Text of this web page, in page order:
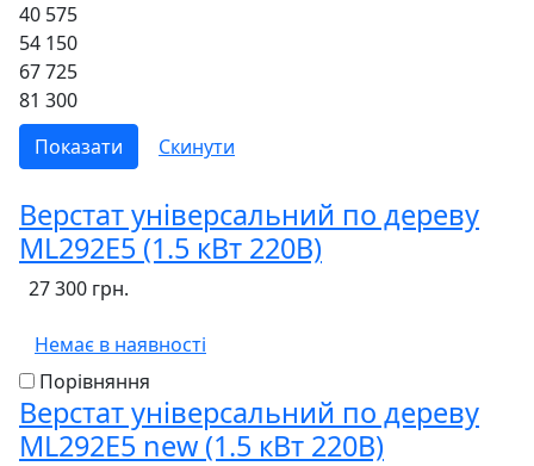
40 575
54 150
67 725
81 300
Верстат універсальний по дереву
ML292E5 (1.5 кВт 220В)
27 300 грн.
Немає в наявності
Порівняння
Верстат універсальний по дереву
ML292E5 new (1.5 кВт 220В)